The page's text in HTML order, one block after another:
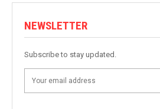
NEWSLETTER
Subscribe to stay updated.